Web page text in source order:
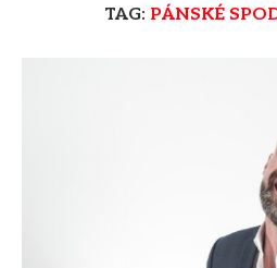
TAG: PÁNSKÉ